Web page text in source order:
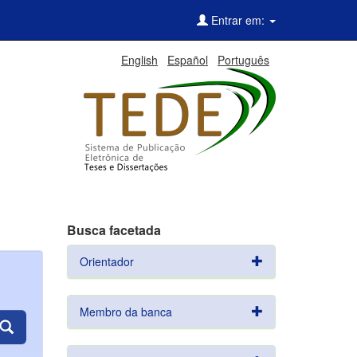
Entrar em:
English Español Português
Busca facetada
Orientador
Membro da banca